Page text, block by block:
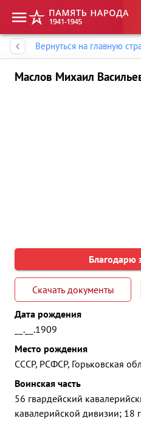
Вернуться на главную
Маслов Михаил
Благодарю
Скачать документы
Дата рождения
__.__.1909
Место рождения
СССР, РСФСР, Горьковская
Воинская часть
56 гвардейский
кавалерийской дивизии; 18
Память народа